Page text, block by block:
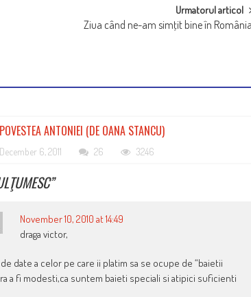
Urmatorul articol
Ziua când ne-am simţit bine în
POVESTEA ANTONIEI (DE OANA STANCU)
December 6, 2011 26 3246
”
November 10, 2010 at 14:49
draga victor,
date a celor pe care ii platim sa se ocupe de “baietii
a fi modesti,ca suntem baieti speciali si atipici suficienti